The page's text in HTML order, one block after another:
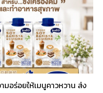
อร่อยให้เมนูคาวหวาน ส่ง